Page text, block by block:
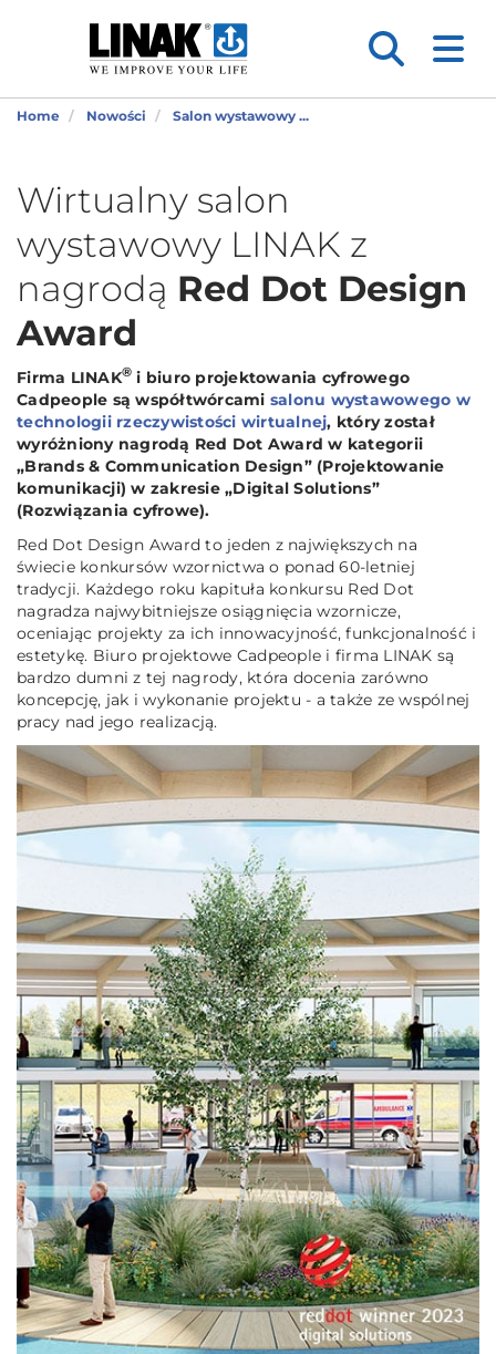
Home Nowości Salon wystawowy ...
Wirtualny salon
wystawowy LINAK z
nagrodą Red Dot Design
Award
Firma LINAK® i biuro projektowania cyfrowego
Cadpeople są współtwórcami salonu wystawowego w
technologii rzeczywistości wirtualnej, który został
wyróżniony nagrodą Red Dot Award w kategorii
„Brands & Communication Design” (Projektowanie
komunikacji) w zakresie „Digital Solutions”
(Rozwiązania cyfrowe).
Red Dot Design Award to jeden z największych na
świecie konkursów wzornictwa o ponad 60-letniej
tradycji. Każdego roku kapituła konkursu Red Dot
nagradza najwybitniejsze osiągnięcia wzornicze,
oceniając projekty za ich innowacyjność, funkcjonalność i
estetykę. Biuro projektowe Cadpeople i firma LINAK są
bardzo dumni z tej nagrody, która docenia zarówno
koncepcję, jak i wykonanie projektu - a także ze wspólnej
pracy nad jego realizacją.